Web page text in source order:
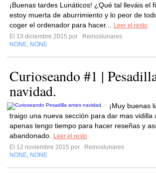
¡Buenas tardes Lunáticos! ¿Qué tal lleváis el
estoy muerta de aburrimiento y lo peor de
coger el ordenador para hacer...
Leer el resto
El 13 diciembre 2015 por
Reinoslunares
NONE NONE
Curioseando #1 |
navidad.
¡Muy buenas
traigo una nueva sección para dar mas vidilla
apenas tengo tiempo para hacer reseñas y
abandonado.
Leer el resto
El 12 noviembre 2015 por
Reinoslunares
NONE NONE